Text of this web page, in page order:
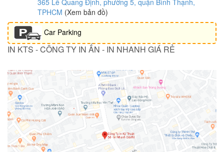
365 Lê Quang Định, phường 5, quận Bình Thạnh,
TPHCM (Xem bản đồ)
Car Parking
IN KTS - CÔNG TY IN ẤN - IN NHANH GIÁ RẺ